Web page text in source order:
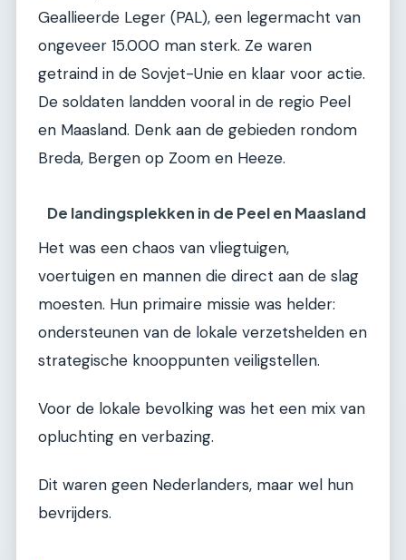
Geallieerde Leger (PAL), een legermacht van
ongeveer 15.000 man sterk. Ze waren
getraind in de Sovjet-Unie en klaar voor actie.
De soldaten landden vooral in de regio Peel
en Maasland. Denk aan de gebieden rondom
Breda, Bergen op Zoom en Heeze.
De landingsplekken in de Peel en Maasland
Het was een chaos van vliegtuigen,
voertuigen en mannen die direct aan de slag
moesten. Hun primaire missie was helder:
ondersteunen van de lokale verzetshelden en
strategische knooppunten veiligstellen.
Voor de lokale bevolking was het een mix van
opluchting en verbazing.
Dit waren geen Nederlanders, maar wel hun
bevrijders.